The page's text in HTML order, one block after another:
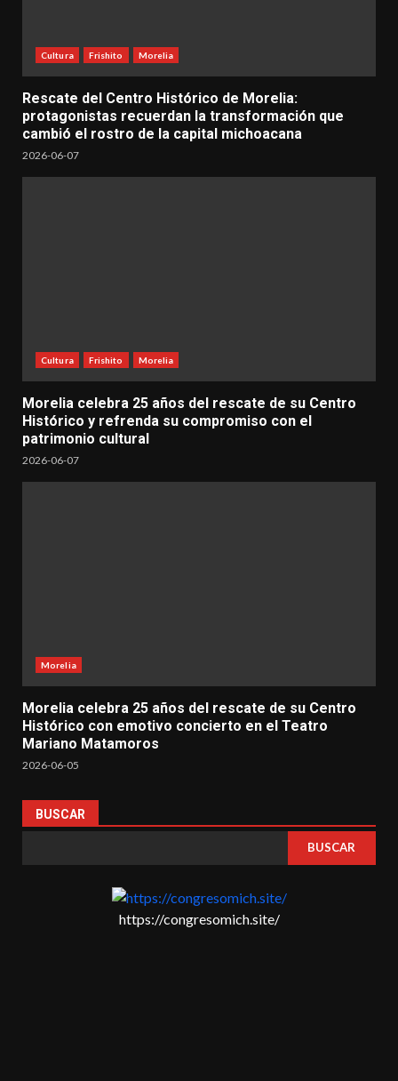
Cultura Frishito Morelia
Rescate del Centro Histórico de Morelia:
protagonistas recuerdan la transformación que
cambió el rostro de la capital michoacana
2026-06-07
Cultura Frishito Morelia
Morelia celebra 25 años del rescate de su Centro
Histórico y refrenda su compromiso con el
patrimonio cultural
2026-06-07
Morelia
Morelia celebra 25 años del rescate de su Centro
Histórico con emotivo concierto en el Teatro
Mariano Matamoros
2026-06-05
BUSCAR
BUSCAR
https://congresomich.site/